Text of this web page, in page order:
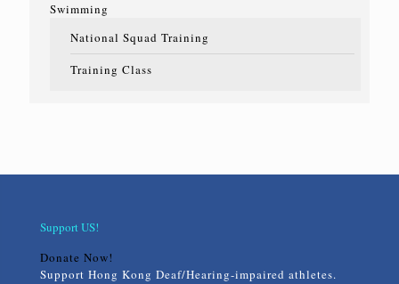
Swimming
National Squad Training
Training Class
Support US!
Donate Now!
Support Hong Kong Deaf/Hearing-impaired athletes.